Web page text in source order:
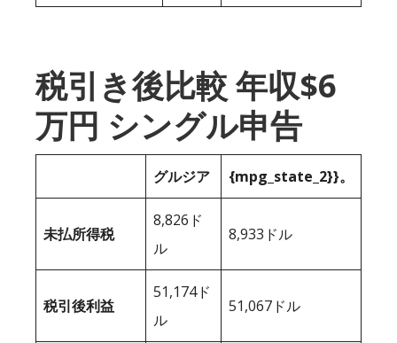
税引き後比較 年収$6
万円 シングル申告
グルジア {mpg_state_2}}。
未払所得税
8,826ド
ル
8,933ドル
税引後利益
51,174ド
ル
51,067ドル